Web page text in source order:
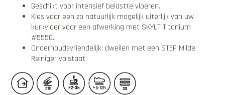
Geschikt voor intensief belastte vloeren.
Kies voor een zo natuurlijk mogelijk uiterlijk van uw
kurkvloer voor een afwerking met SKYLT Titanium
#5550.
Onderhoudsvriendelijk: dweilen met een STEP Milde
Reiniger volstaat.